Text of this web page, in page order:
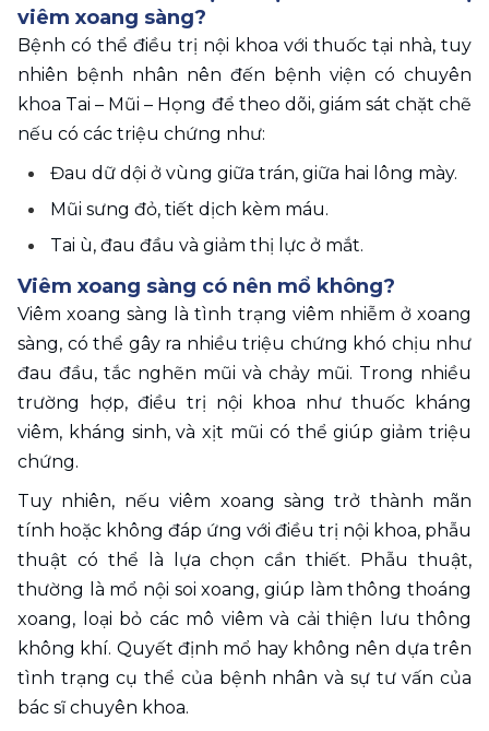
viêm xoang sàng?
Bệnh có thể điều trị nội khoa với thuốc tại nhà, tuy
nhiên bệnh nhân nên đến bệnh viện có chuyên
khoa Tai – Mũi – Họng để theo dõi, giám sát chặt chẽ
nếu có các triệu chứng như:
Đau dữ dội ở vùng giữa trán, giữa hai lông mày.
Mũi sưng đỏ, tiết dịch kèm máu.
Tai ù, đau đầu và giảm thị lực ở mắt.
Viêm xoang sàng có nên mổ không?
Viêm xoang sàng là tình trạng viêm nhiễm ở xoang
sàng, có thể gây ra nhiều triệu chứng khó chịu như
đau đầu, tắc nghẽn mũi và chảy mũi. Trong nhiều
trường hợp, điều trị nội khoa như thuốc kháng
viêm, kháng sinh, và xịt mũi có thể giúp giảm triệu
chứng.
Tuy nhiên, nếu viêm xoang sàng trở thành mãn
tính hoặc không đáp ứng với điều trị nội khoa, phẫu
thuật có thể là lựa chọn cần thiết. Phẫu thuật,
thường là mổ nội soi xoang, giúp làm thông thoáng
xoang, loại bỏ các mô viêm và cải thiện lưu thông
không khí. Quyết định mổ hay không nên dựa trên
tình trạng cụ thể của bệnh nhân và sự tư vấn của
bác sĩ chuyên khoa.